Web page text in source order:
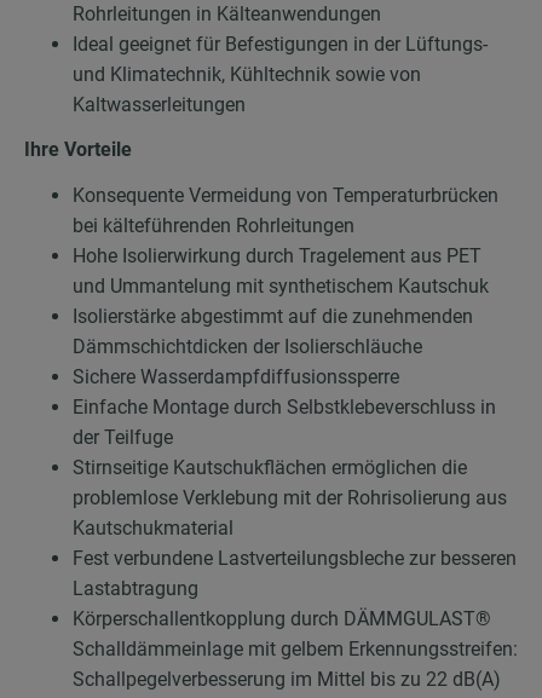
Rohrleitungen in Kälteanwendungen
Ideal geeignet für Befestigungen in der Lüftungs-
und Klimatechnik, Kühltechnik sowie von
Kaltwasserleitungen
Ihre Vorteile
Konsequente Vermeidung von Temperaturbrücken
bei kälteführenden Rohrleitungen
Hohe Isolierwirkung durch Tragelement aus PET
und Ummantelung mit synthetischem Kautschuk
Isolierstärke abgestimmt auf die zunehmenden
Dämmschichtdicken der Isolierschläuche
Sichere Wasserdampfdiffusionssperre
Einfache Montage durch Selbstklebeverschluss in
der Teilfuge
Stirnseitige Kautschukflächen ermöglichen die
problemlose Verklebung mit der Rohrisolierung aus
Kautschukmaterial
Fest verbundene Lastverteilungsbleche zur besseren
Lastabtragung
Körperschallentkopplung durch DÄMMGULAST®
Schalldämmeinlage mit gelbem Erkennungsstreifen:
Schallpegelverbesserung im Mittel bis zu 22 dB(A)